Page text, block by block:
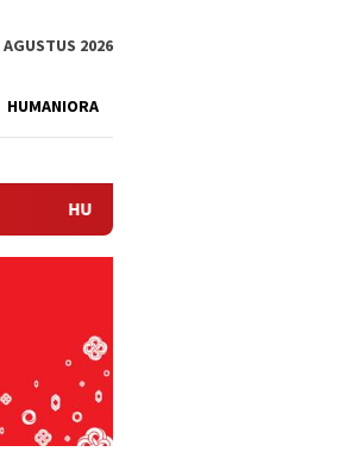
2026
HUMANIORA
Pengayoman, Kanwil Kemenkum Sulut